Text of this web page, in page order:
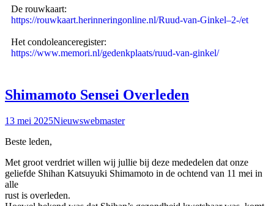
De rouwkaart:
https://rouwkaart.herinneringonline.nl/Ruud-van-Ginkel–2-/et
Het condoleanceregister:
https://www.memori.nl/gedenkplaats/ruud-van-ginkel/
Shimamoto Sensei Overleden
13 mei 2025Nieuwswebmaster
Beste leden,
Met groot verdriet willen wij jullie bij deze mededelen dat onze
geliefde Shihan Katsuyuki Shimamoto in de ochtend van 11 mei in
alle
rust is overleden.